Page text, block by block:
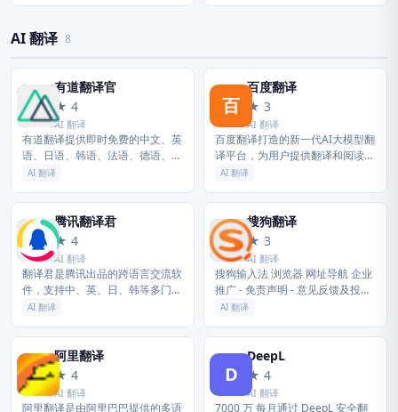
AI 翻译 8
有
有道翻译官
★ 4
AI 翻译
有道翻译提供即时免费的中文、英
语、日语、韩语、法语、德语、俄
语、西班牙语、葡萄牙语、越南
泰语全文翻译、网页翻译、文档翻
译、P...
AI 翻译
百
百度翻译
★ 3
AI 翻译
百度翻译打造的新一代AI大模型翻
译平台，为用户提供翻译和阅读外
文场景的一站式智能解决方案，支
语、法语等203种语言，包括文档
翻...
AI 翻译
腾
腾讯翻译君
★ 4
AI 翻译
翻译君是腾讯出品的跨语言交流软
件，支持中、英、日、韩等多门语
言，具有翻译准确、高效，稳定的
交流、国际办公等情境，给你带来
流畅...
AI 翻译
搜
搜狗翻译
★ 3
AI 翻译
搜狗输入法 浏览器 网址导航 企业
推广 - 免责声明 - 意见反馈及投诉
- 隐私政策 药品医疗器械网络信息
（2021）第0...
AI 翻译
阿
阿里翻译
★ 4
AI 翻译
阿里翻译是由阿里巴巴提供的多语
D
DeepL
★ 4
AI 翻译
7000 万 每月通过 DeepL 安全翻